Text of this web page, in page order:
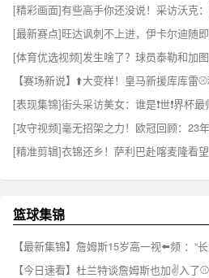
[精彩画面]有些高手你还没说！采访沃克
[表现集锦]街头采访美女：谁是❗世❗界杯最
[攻守视频]毫无招架之力！欧冠回顾：23
[精准剪辑]衣锦还乡！萨利巴赴喀麦隆看
篮球集锦
【最新集锦】詹姆斯15岁高一视⬅️频 ：“
【今日速看】杜兰特谈詹姆斯也加✌️入了